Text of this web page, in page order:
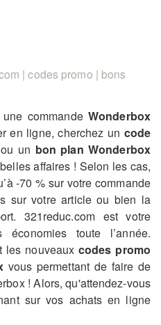
| codes promo | bons
commandeWonderbox
en ligne, cherchez un code
un bon plan Wonderbox
affaires ! Selon les cas,
-70 % sur votre commande
sur votre article ou bien la
321reduc.com est votre
toute l’année.
les nouveauxcodes promo
vous permettant de faire de
! Alors, qu'attendez-vous
sur vos achats en ligne